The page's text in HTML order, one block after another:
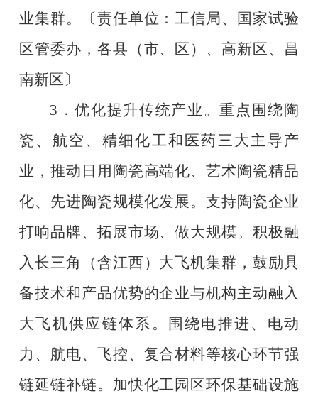
业集群。
〔责任单位：工信局、国家试验
区管委办，各县（市、区）、高新区、昌
南新区〕
3 ．优化提升传统产业。重点围绕陶
瓷、航空、精细化工和医药三大主导产
业，推动日用陶瓷高端化、艺术陶瓷精品
化、先进陶瓷规模化发展。支持陶瓷企业
打响品牌、拓展市场、做大规模。积极融
入长三角（含江西）大飞机集群，鼓励具
备技术和产品优势的企业与机构主动融入
大飞机供应链体系。围绕电推进、电动
力、航电、飞控、复合材料等核心环节强
链延链补链。加快化工园区环保基础设施